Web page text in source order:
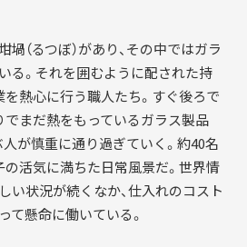
（るつぼ）があり、その中ではガラ
る。それを囲むように配された持
を熱心に行う職人たち。すぐ後ろで
でまだ熱をもっているガラス製品
人が慎重に通り過ぎていく。約40名
の活気に満ちた日常風景だ。世界情
い状況が続くなか、仕入れのコスト
て懸命に働いている。